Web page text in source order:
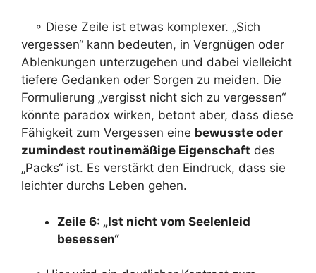
◦ Diese Zeile ist etwas komplexer. „Sich
vergessen“ kann bedeuten, in Vergnügen oder
Ablenkungen unterzugehen und dabei vielleicht
tiefere Gedanken oder Sorgen zu meiden. Die
Formulierung „vergisst nicht sich zu vergessen“
könnte paradox wirken, betont aber, dass diese
Fähigkeit zum Vergessen eine bewusste oder
zumindest routinemäßige Eigenschaft des
„Packs“ ist. Es verstärkt den Eindruck, dass sie
leichter durchs Leben gehen.
Zeile 6: „Ist nicht vom Seelenleid
besessen“